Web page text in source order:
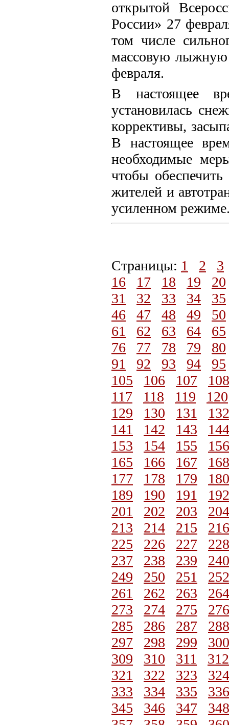
открытой
России» 27
том числе
массовую лыжную
февраля.
В настоящее
установилась
коррективы,
В настоящее
необходимые
чтобы
жителей и
усиленном
Страницы: 1 2
3
16
17 18 19
20
31
32 33 34
35
46
47 48 49
50
61
62 63 64
65
76
77 78 79
80
91
92 93 94
95
105
106 107
108
117
118 119
120
129
130 131
132
141
142 143
144
153
154 155
156
165
166 167
168
177
178 179
180
189
190 191
192
201
202 203
204
213
214 215
216
225
226 227
228
237
238 239
240
249
250 251
252
261
262 263
264
273
274 275
276
285
286 287
288
297
298 299
300
309
310 311
312
321
322 323
324
333
334 335
336
345
346 347
348